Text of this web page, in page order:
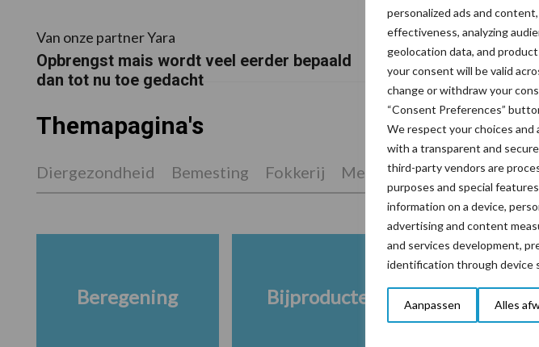
personalized ads and
effectiveness, analyzing
geolocation data, and
your consent will be valid
change or withdraw your
“Consent Preferences”
We respect your choices
with a transparent and
third-party vendors are
purposes and special
information on a device,
advertising and content
and services development,
identification through device
Aanpassen Alles
Van onze partner Yara
Opbrengst mais wordt veel eerder bepaald
dan tot nu toe gedacht
Van onze partner Yara
In 4 eenvoudige
volgen op je
Themapagina's
Diergezondheid Bemesting Fokkerij Melkveebedrijf Veevoer
Beregening Bijproducten Drinkwater